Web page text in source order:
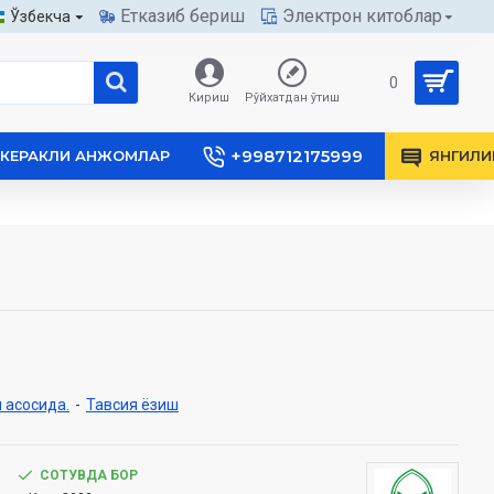
Ўзбекча Етказиб бериш Электрон китоблар
Кириш Рўйхатдан ўтиш
0
КЕРАКЛИ АНЖОМЛАР +998712175999
- Тавсия ёзиш
СОТУВДА БОР